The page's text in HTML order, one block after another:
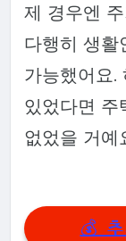
제 경우엔
다행히 생활
가능했어요.
있었다면 주
없었을 거예
💰